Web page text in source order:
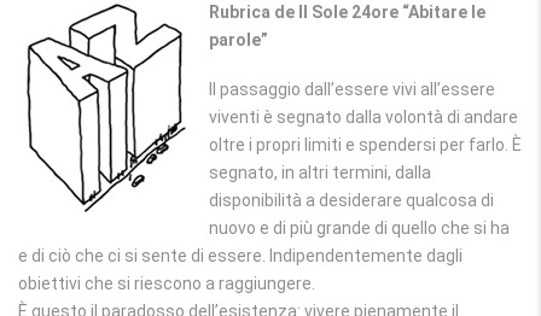
Rubrica de Il Sole 24ore “Abitare le
parole”
Il passaggio dall’essere vivi all’essere
viventi è segnato dalla volontà di andare
oltre i propri limiti e spendersi per farlo. È
segnato, in altri termini, dalla
disponibilità a desiderare qualcosa di
nuovo e di più grande di quello che si ha
e di ciò che ci si sente di essere. Indipendentemente dagli
obiettivi che si riescono a raggiungere.
È questo il paradosso dell’esistenza: vivere pienamente il